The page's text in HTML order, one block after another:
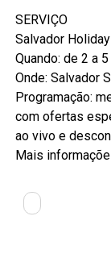
SERVIÇO
Salvador Holiday
Quando: de 2 a
Onde: Salvador
Programação:
com ofertas
ao vivo e
Mais